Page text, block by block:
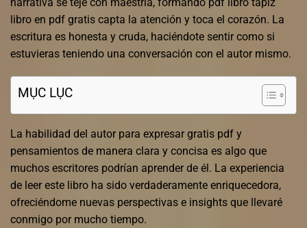
libro en pdf gratis capta la atención y toca el corazón. La
escritura es honesta y cruda, haciéndote sentir como si
estuvieras teniendo una conversación con el autor mismo.
MỤC LỤC
La habilidad del autor para expresar gratis pdf y
pensamientos de manera clara y concisa es algo que
muchos escritores podrían aprender de él. La experiencia
de leer este libro ha sido verdaderamente enriquecedora,
ofreciéndome nuevas perspectivas e insights que llevaré
conmigo por mucho tiempo.